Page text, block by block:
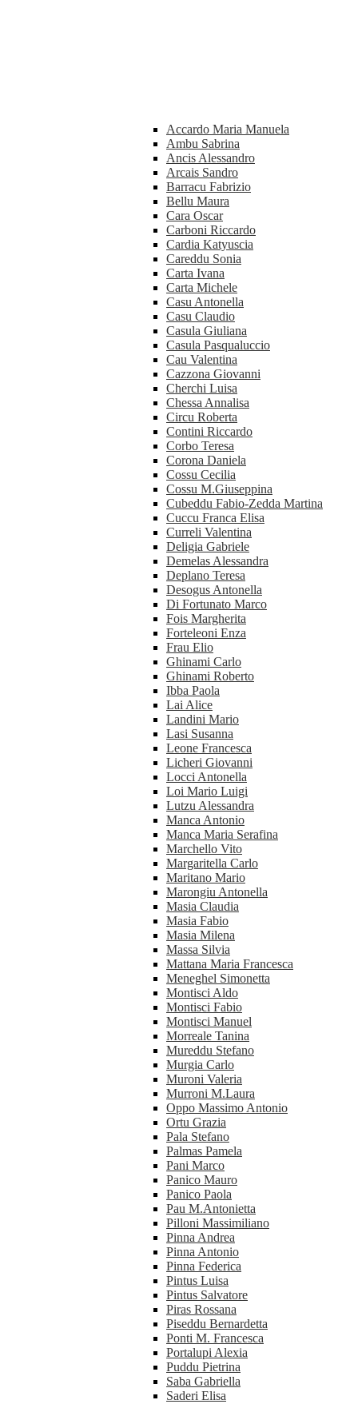
Accardo Maria Manuela
Ambu Sabrina
Ancis Alessandro
Arcais Sandro
Barracu Fabrizio
Bellu Maura
Cara Oscar
Carboni Riccardo
Cardia Katyuscia
Careddu Sonia
Carta Ivana
Carta Michele
Casu Antonella
Casu Claudio
Casula Giuliana
Casula Pasqualuccio
Cau Valentina
Cazzona Giovanni
Cherchi Luisa
Chessa Annalisa
Circu Roberta
Contini Riccardo
Corbo Teresa
Corona Daniela
Cossu Cecilia
Cossu M.Giuseppina
Cubeddu Fabio-Zedda Martina
Cuccu Franca Elisa
Curreli Valentina
Deligia Gabriele
Demelas Alessandra
Deplano Teresa
Desogus Antonella
Di Fortunato Marco
Fois Margherita
Forteleoni Enza
Frau Elio
Ghinami Carlo
Ghinami Roberto
Ibba Paola
Lai Alice
Landini Mario
Lasi Susanna
Leone Francesca
Licheri Giovanni
Locci Antonella
Loi Mario Luigi
Lutzu Alessandra
Manca Antonio
Manca Maria Serafina
Marchello Vito
Margaritella Carlo
Maritano Mario
Marongiu Antonella
Masia Claudia
Masia Fabio
Masia Milena
Massa Silvia
Mattana Maria Francesca
Meneghel Simonetta
Montisci Aldo
Montisci Fabio
Montisci Manuel
Morreale Tanina
Mureddu Stefano
Murgia Carlo
Muroni Valeria
Murroni M.Laura
Oppo Massimo Antonio
Ortu Grazia
Pala Stefano
Palmas Pamela
Pani Marco
Panico Mauro
Panico Paola
Pau M.Antonietta
Pilloni Massimiliano
Pinna Andrea
Pinna Antonio
Pinna Federica
Pintus Luisa
Pintus Salvatore
Piras Rossana
Piseddu Bernardetta
Ponti M. Francesca
Portalupi Alexia
Puddu Pietrina
Saba Gabriella
Saderi Elisa